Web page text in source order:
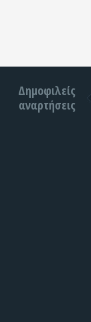
Δημοφιλείς
αναρτήσεις